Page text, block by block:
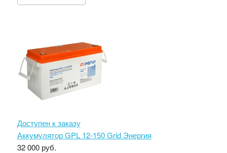
Доступен к заказу
Аккумулятор GPL 12-150 Grid Энергия
32 000 руб.